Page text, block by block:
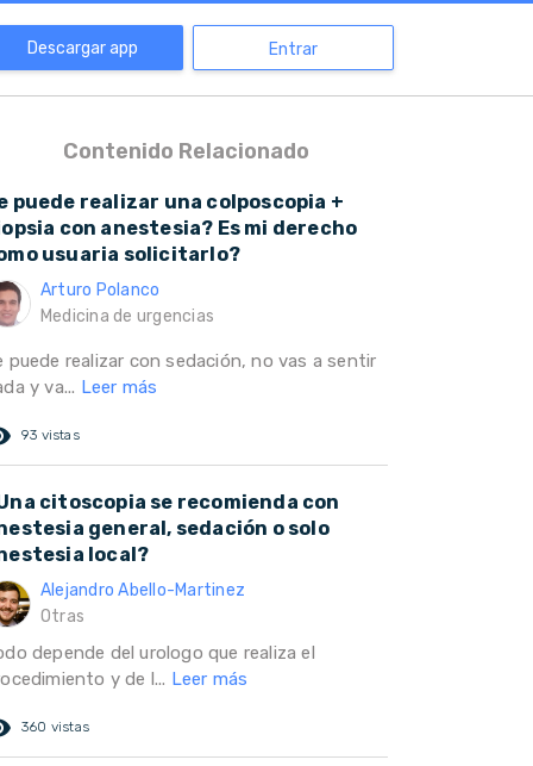
Descargar app Entrar
Contenido Relacionado
puede realizar una colposcopia +
con anestesia? Es mi derecho
usuaria solicitarlo?
Arturo Polanco
Medicina de urgencias
puede realizar con sedación, no vas a sentir
y va... Leer más
93 vistas
citoscopia se recomienda con
general, sedación o solo
local?
Alejandro Abello-Martinez
Otras
depende del urologo que realiza el
y de l... Leer más
360 vistas